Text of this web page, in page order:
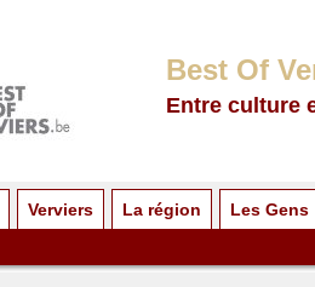
Best Of
Entre culture
Verviers La région Les Gens